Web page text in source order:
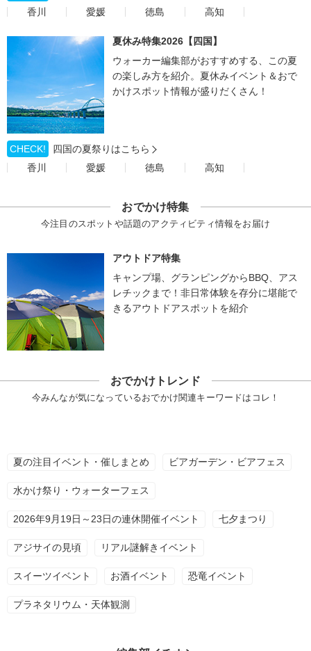
香川
愛媛 徳島 高知
夏休み特集2026【四国】
ウォーカー編集部がおすすめする、この夏
の楽しみ方を紹介。夏休みイベント＆おで
かけスポット情報が盛りだくさん！
CHECK!
四国の夏祭りはこちら
香川
愛媛 徳島 高知
おでかけ特集
今注目のスポットや話題のアクティビティ情報をお届け
アウトドア特集
キャンプ場、グランピングからBBQ、アス
レチックまで！非日常体験を存分に堪能で
きるアウトドアスポットを紹介
おでかけトレンド
今みんなが気になっているおでかけ関連キーワードはコレ！
夏の注目イベント・催しまとめ ビアガーデン・ビアフェス
水かけ祭り・ウォーターフェス
2026年9月19日～23日の連休開催イベント 七夕まつり
アジサイの見頃 リアル謎解きイベント
スイーツイベント お酒イベント 恐竜イベント
プラネタリウム・天体観測